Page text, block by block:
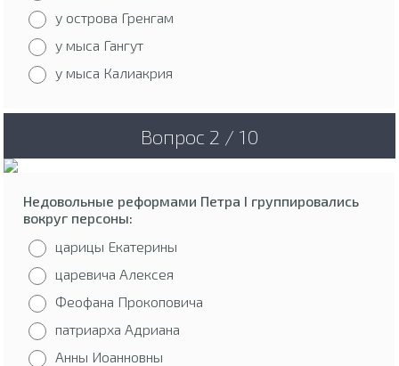
у острова Гренгам
у мыса Гангут
у мыса Калиакрия
Вопрос 2 / 10
Недовольные реформами Петра I группировались
вокруг персоны:
царицы Екатерины
царевича Алексея
Феофана Прокоповича
патриарха Адриана
Анны Иоанновны